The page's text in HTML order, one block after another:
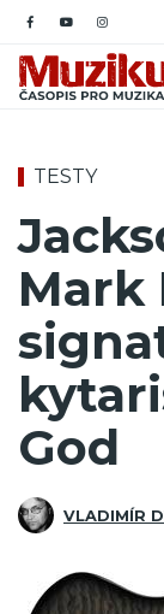
TESTY
Mark
God
VLADIMÍR